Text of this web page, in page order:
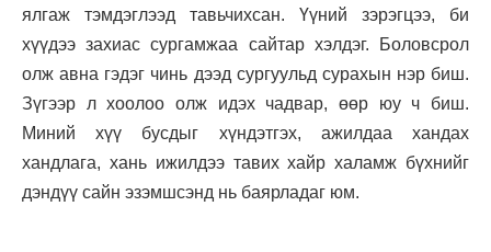
ялгаж тэмдэглээд тавьчихсан. Үүний зэрэгцээ, би
хүүдээ захиас сургамжаа сайтар хэлдэг. Боловсрол
олж авна гэдэг чинь дээд сургуульд сурахын нэр биш.
Зүгээр л хоолоо олж идэх чадвар, өөр юу ч биш.
Миний хүү бусдыг хүндэтгэх, ажилдаа хандах
хандлага, хань ижилдээ тавих хайр халамж бүхнийг
дэндүү сайн эзэмшсэнд нь баярладаг юм.